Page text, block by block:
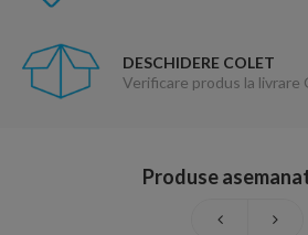
DESCHIDERE COLET
Verificare produs la livrare
Produse